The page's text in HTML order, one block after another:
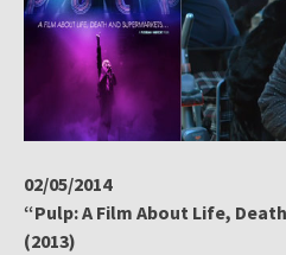
02/05/2014
“Pulp: A Film About Life,
(2013)